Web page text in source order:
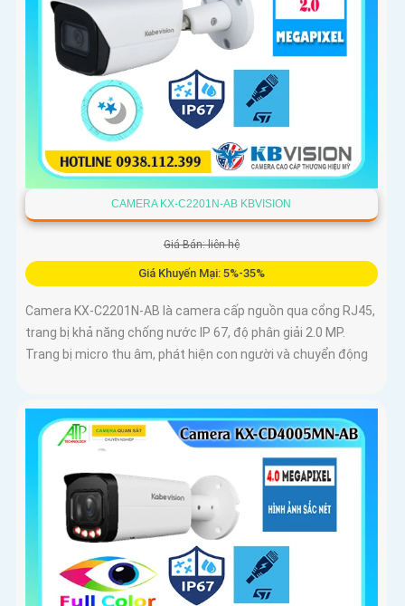
CAMERA KX-C2201N-AB KBVISION
Giá Bán: liên hệ
Giá Khuyến Mại: 5%-35%
Camera KX-C2201N-AB là camera cấp nguồn qua cổng RJ45,
trang bị khả năng chống nước IP 67, độ phân giải 2.0 MP.
Trang bị micro thu âm, phát hiện con người và chuyển động